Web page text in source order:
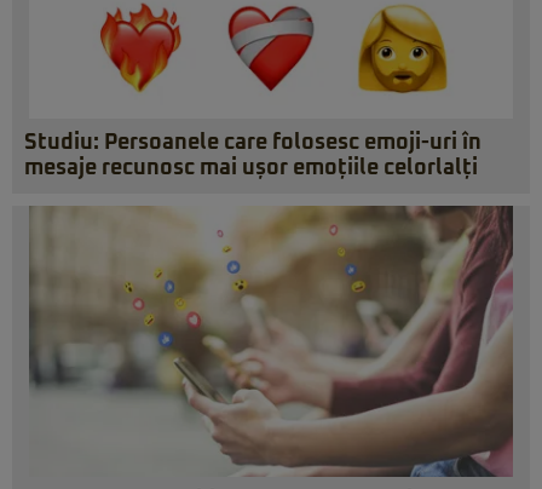
Studiu: Persoanele care folosesc emoji-uri în
mesaje recunosc mai ușor emoțiile celorlalți